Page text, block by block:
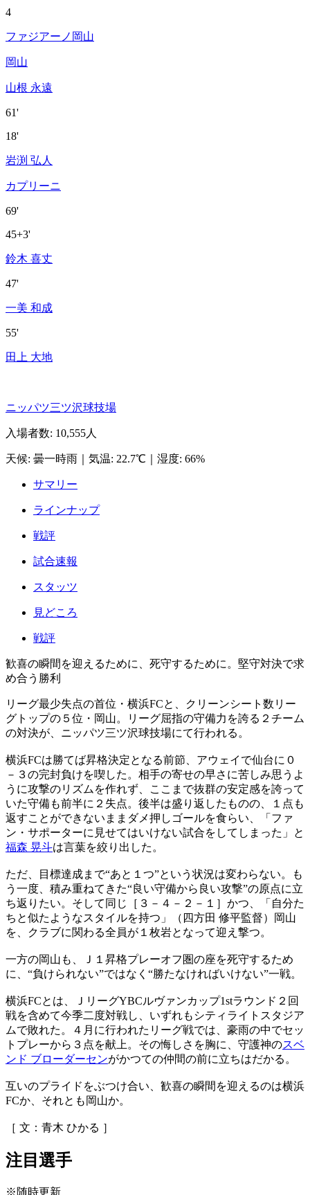
4
ファジアーノ岡山
岡山
山根 永遠
61'
18'
岩渕 弘人
カプリーニ
69'
45+3'
鈴木 喜丈
47'
一美 和成
55'
田上 大地
ニッパツ三ツ沢球技場
入場者数: 10,555人
天候: 曇一時雨 気温: 22.7℃ 湿度: 66%
サマリー
ラインナップ
戦評
試合速報
スタッツ
見どころ
戦評
歓喜の瞬間を迎えるために、死守するために。堅守対決で求
め合う勝利
リーグ最少失点の首位・横浜FCと、クリーンシート数リー
グトップの５位・岡山。リーグ屈指の守備力を誇る２チーム
の対決が、ニッパツ三ツ沢球技場にて行われる。
横浜FCは勝てば昇格決定となる前節、アウェイで仙台に０
－３の完封負けを喫した。相手の寄せの早さに苦しみ思うよ
うに攻撃のリズムを作れず、ここまで抜群の安定感を誇って
いた守備も前半に２失点。後半は盛り返したものの、１点も
返すことができないままダメ押しゴールを食らい、「ファ
ン・サポーターに見せてはいけない試合をしてしまった」と
福森 晃斗は言葉を絞り出した。
ただ、目標達成まで“あと１つ”という状況は変わらない。も
う一度、積み重ねてきた“良い守備から良い攻撃”の原点に立
ち返りたい。そして同じ［３－４－２－１］かつ、「自分た
ちと似たようなスタイルを持つ」（四方田 修平監督）岡山
を、クラブに関わる全員が１枚岩となって迎え撃つ。
一方の岡山も、Ｊ１昇格プレーオフ圏の座を死守するため
に、“負けられない”ではなく“勝たなければいけない”一戦。
横浜FCとは、ＪリーグYBCルヴァンカップ1stラウンド２回
戦を含めて今季二度対戦し、いずれもシティライトスタジア
ムで敗れた。４月に行われたリーグ戦では、豪雨の中でセッ
トプレーから３点を献上。その悔しさを胸に、守護神のスベ
ンド ブローダーセンがかつての仲間の前に立ちはだかる。
互いのプライドをぶつけ合い、歓喜の瞬間を迎えるのは横浜
FCか、それとも岡山か。
［ 文：青木 ひかる ］
注目選手
※随時更新